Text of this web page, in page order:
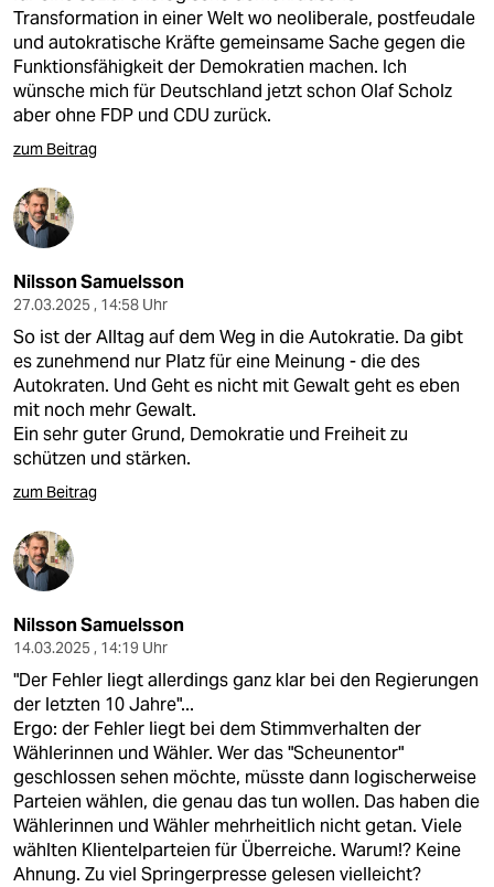
Transformation in einer Welt wo neoliberale, postfeudale
und autokratische Kräfte gemeinsame Sache gegen die
Funktionsfähigkeit der Demokratien machen. Ich
wünsche mich für Deutschland jetzt schon Olaf Scholz
aber ohne FDP und CDU zurück.
zum Beitrag
Nilsson Samuelsson
27.03.2025 , 14:58 Uhr
So ist der Alltag auf dem Weg in die Autokratie. Da gibt
es zunehmend nur Platz für eine Meinung - die des
Autokraten. Und Geht es nicht mit Gewalt geht es eben
mit noch mehr Gewalt.
Ein sehr guter Grund, Demokratie und Freiheit zu
schützen und stärken.
zum Beitrag
Nilsson Samuelsson
14.03.2025 , 14:19 Uhr
"Der Fehler liegt allerdings ganz klar bei den Regierungen
der letzten 10 Jahre"...
Ergo: der Fehler liegt bei dem Stimmverhalten der
Wählerinnen und Wähler. Wer das "Scheunentor"
geschlossen sehen möchte, müsste dann logischerweise
Parteien wählen, die genau das tun wollen. Das haben die
Wählerinnen und Wähler mehrheitlich nicht getan. Viele
wählten Klientelparteien für Überreiche. Warum!? Keine
Ahnung. Zu viel Springerpresse gelesen vielleicht?